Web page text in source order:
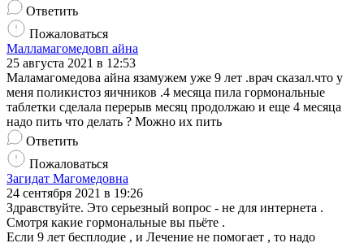
Ответить
Пожаловаться
Малламагомедовп айна
25 августа 2021 в 12:53
Маламагомедова айна язамужем уже 9 лет .врач сказал.что у
меня поликистоз яичников .4 месяца пила гормональные
таблетки сделала перерыв месяц продолжаю и еще 4 месяца
надо пить что делать ? Можно их пить
Ответить
Пожаловаться
Загидат Магомедовна
24 сентября 2021 в 19:26
Здравствуйте. Это серьезный вопрос - не для интернета .
Смотря какие гормональные вы пьёте .
Если 9 лет бесплодие , и Лечение не помогает , то надо